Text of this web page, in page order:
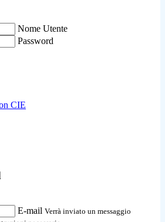
Nome Utente
Password
CIE
E-mail Verrà inviato un messaggio